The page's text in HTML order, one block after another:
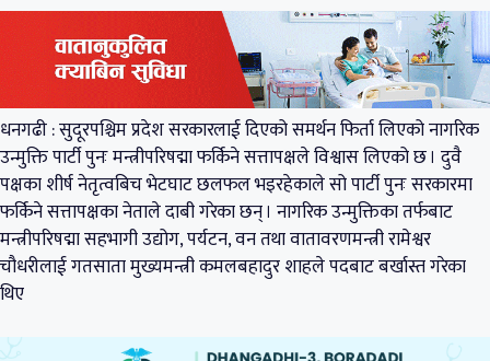
धनगढी : सुदूरपश्चिम प्रदेश सरकारलाई दिएको समर्थन फिर्ता लिएको नागरिक
उन्मुक्ति पार्टी पुनः मन्त्रीपरिषद्मा फर्किने सत्तापक्षले विश्वास लिएको छ । दुवै
पक्षका शीर्ष नेतृत्वबिच भेटघाट छलफल भइरहेकाले सो पार्टी पुनः सरकारमा
फर्किने सत्तापक्षका नेताले दाबी गरेका छन् । नागरिक उन्मुक्तिका तर्फबाट
मन्त्रीपरिषद्मा सहभागी उद्योग, पर्यटन, वन तथा वातावरणमन्त्री रामेश्वर
चौधरीलाई गतसाता मुख्यमन्त्री कमलबहादुर शाहले पदबाट बर्खास्त गरेका
थिए